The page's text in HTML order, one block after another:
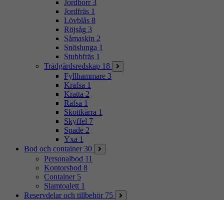
Jordborr 3
Jordfräs 1
Lövblås 8
Röjsåg 3
Såmaskin 2
Snöslunga 1
Stubbfräs 1
Trädgårdsredskap 18
Fyllhammare 3
Krafsa 1
Kratta 2
Räfsa 1
Skottkärra 1
Skyffel 7
Spade 2
Yxa 1
Bod och container 30
Personalbod 11
Kontorsbod 8
Container 5
Slamtoalett 1
Reservdelar och tillbehör 75